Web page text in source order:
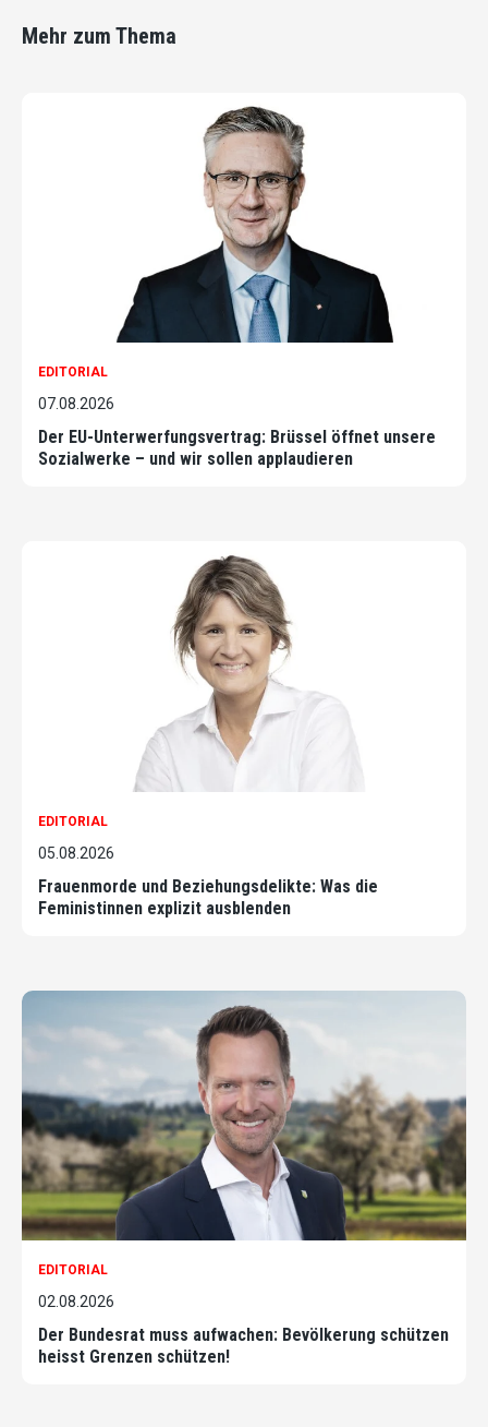
Mehr zum Thema
EDITORIAL
07.08.2026
Der EU-Unterwerfungsvertrag: Brüssel öffnet unsere
Sozialwerke – und wir sollen applaudieren
EDITORIAL
05.08.2026
Frauenmorde und Beziehungsdelikte: Was die
Feministinnen explizit ausblenden
EDITORIAL
02.08.2026
Der Bundesrat muss aufwachen: Bevölkerung schützen
heisst Grenzen schützen!